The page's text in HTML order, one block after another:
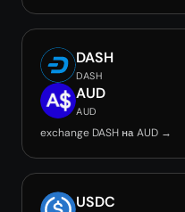
DASH
DASH
AUD
AUD
exchange DASH на AUD →
USDC